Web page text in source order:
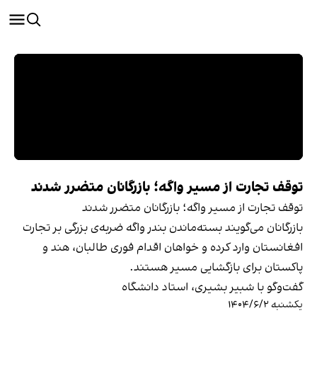
توقف تجارت از مسیر واگه؛ بازرگانان متضرر شدند
توقف تجارت از مسیر واگه؛ بازرگانان متضرر شدند
بازرگانان می‌گویند بسته‌ماندن بندر واگه ضربه‌ی بزرگی بر تجارت
افغانستان وارد کرده و خواهان اقدام فوری طالبان، هند و
پاکستان برای بازگشایی مسیر هستند.
گفت‌وگو با شبیر بشیری، استاد دانشگاه
یکشنبه ۱۴۰۴/۶/۲